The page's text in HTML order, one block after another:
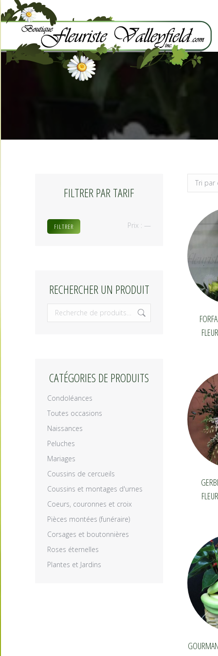
FILTRER PAR TARIF
FILTRER Prix : —
RECHERCHER UN PRODUIT
CATÉGORIES DE PRODUITS
Condoléances
Toutes occasions
Naissances
Peluches
Mariages
Coussins de cercueils
Coussins et montages d'urnes
Coeurs, couronnes et croix
Pièces montées (funéraire)
Corsages et boutonnières
Roses éternelles
Plantes et Jardins